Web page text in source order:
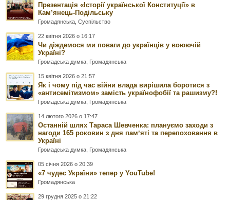
Презентація «Історії української Конституції» в
Камʼянець-Подільську
Громадянська ,Суспільство
22 квітня 2026 о 16:17
Чи діждемося ми поваги до українців у воюючій
Україні?
Громадська думка Громадянська
15 квітня 2026 о 21:57
Як і чому під час війни влада вирішила боротися з
«антисемітизмом» замість українофобії та рашизму?!
Громадська думка Громадянська
14 лютого 2026 о 17:47
Останній шлях Тараса Шевченка: плануємо заходи з
нагоди 165 роковин з дня памʼяті та перепоховання в
Україні
Громадська думка Громадянська
05 січня 2026 о 20:39
«7 чудес України» тепер у YouTube!
Громадянська
29 грудня 2025 о 21:22